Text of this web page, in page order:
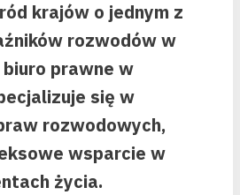
krajów o jednym z
rozwodów w
prawne w
się w
rozwodowych,
wsparcie w
życia.